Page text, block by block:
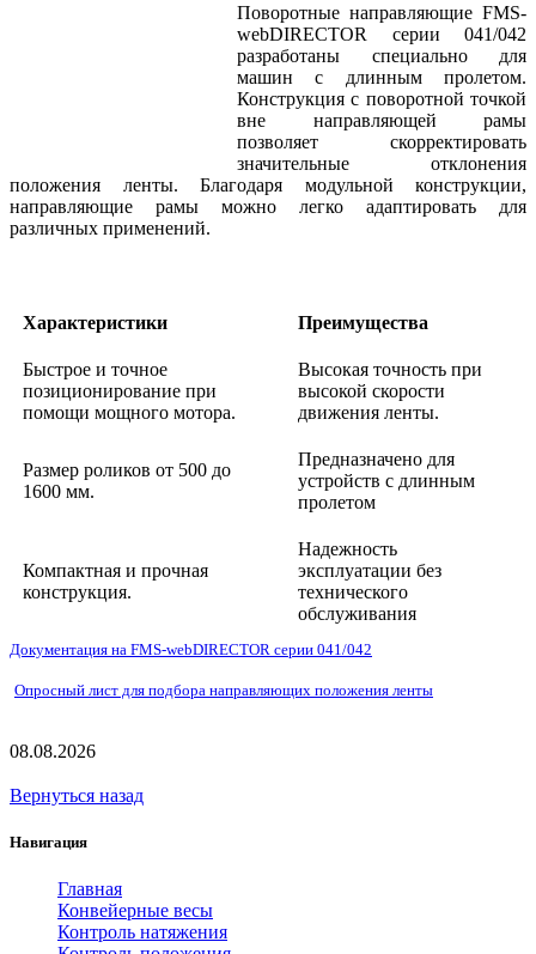
Поворотные направляющие FMS-
webDIRECTOR серии 041/042
разработаны специально для
машин с длинным пролетом.
Конструкция с поворотной точкой
вне направляющей рамы
позволяет скорректировать
значительные отклонения
положения ленты. Благодаря модульной конструкции,
направляющие рамы можно легко адаптировать для
различных применений.
Характеристики Преимущества
Быстрое и точное
позиционирование при
помощи мощного мотора.
Высокая точность при
высокой скорости
движения ленты.
Размер роликов от 500 до
1600 мм.
Предназначено для
устройств с длинным
пролетом
Компактная и прочная
конструкция.
Надежность
эксплуатации без
технического
обслуживания
Документация на FMS-webDIRECTOR серии 041/042
Опросный лист для подбора направляющих положения ленты
08.08.2026
Вернуться назад
Навигация
Главная
Конвейерные весы
Контроль натяжения